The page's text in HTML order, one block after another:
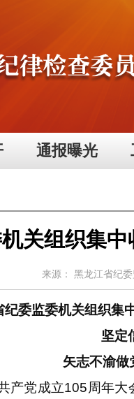
通报曝光
关组织集
来源： 黑龙江省纪
纪委监委机关组织集
坚定
矢志不渝做
党成立105周年大